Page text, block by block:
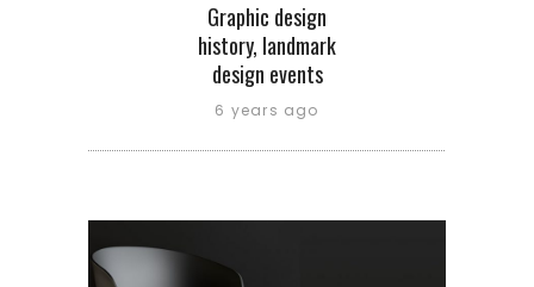
Graphic design
history, landmark
design events
6 years ago